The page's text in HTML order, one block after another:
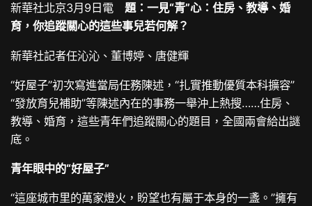
新華社北京3月9日電題：一見“青”心：住房、教導、婚
育，你追蹤關心的這些事兒若何解？
新華社記者任沁沁、董博婷、唐健輝
“好屋子”初次寫進當局任務陳述，“扎實推動優質本科擴容”
“發放育兒補助”等陳述內在的事務一舉沖上熱搜……住房、
教導、婚育，這些青年們追蹤關心的題目，全國兩會給出謎
底。
青年眼中的“好屋子”
“這座城市里的萬家燈火，盼望也有屬于本身的一盞。”擁有